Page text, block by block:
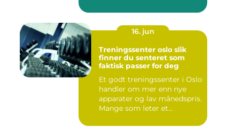
16. jun
Treningssenter oslo slik
finner du senteret som
faktisk passer for deg
Et godt treningssenter i Oslo
handler om mer enn nye
apparater og lav månedspris.
Mange som leter et...